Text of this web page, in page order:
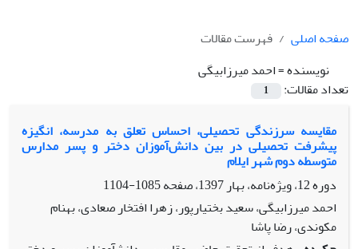
صفحه اصلی
فهرست مقالات
نویسنده =احمد میرزابیگی
تعداد مقالات:
1
مقایسه سرزندگی تحصیلی، احساس تعلق به مدرسه، انگیزه
پیشرفت تحصیلی در بین دانش‌آموزان دختر و پسر مدارس
متوسطه دوم شهر ایلام
دوره 12، ویژه‌نامه، بهار 1397، صفحه
1085-1104
احمد میرزابیگی، سعید بختیارپور، زهرا افتخار صعادی، بهنام
مکوندی، رضا پاشا